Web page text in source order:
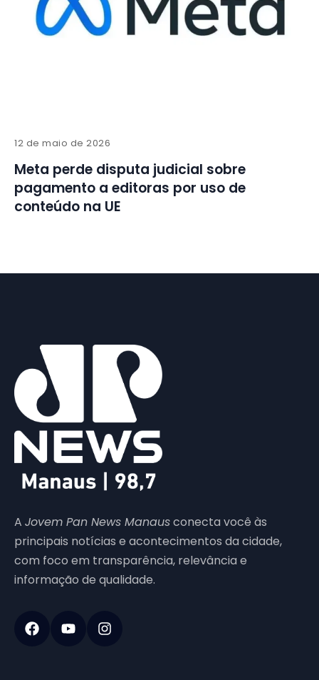
12 de maio de 2026
Meta perde disputa judicial sobre
pagamento a editoras por uso de
conteúdo na UE
A Jovem Pan News Manausconecta você às
principais notícias e acontecimentos da cidade,
com foco em transparência, relevância e
informação de qualidade.